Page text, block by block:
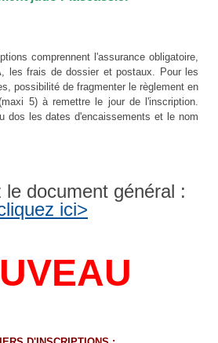
comprennent l'assurance obligatoire,
les frais de dossier et postaux. Pour les
possibilité de fragmenter le règlement en
5) à remettre le jour de l'inscription.
dos les dates d'encaissements et le nom
le document général :
ici>